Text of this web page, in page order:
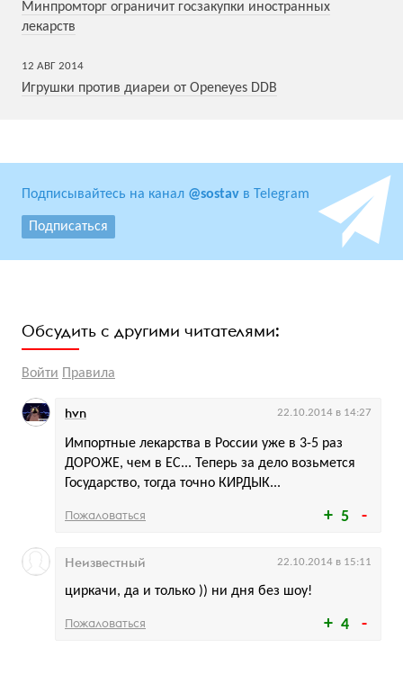
Минпромторг ограничит госзакупки иностранных
лекарств
12 АВГ 2014
Игрушки против диареи от Openeyes DDB
Подписывайтесь на канал @sostav в Telegram
Подписаться
Обсудить с другими читателями:
Войти Правила
5
Импортные лекарства в России уже в 3-5 раз
ДОРОЖЕ, чем в ЕС... Теперь за дело возьмется
Государство, тогда точно КИРДЫК...
hvn 22.10.2014 в 14:27
Пожаловаться
4
циркачи, да и только )) ни дня без шоу!
Неизвестный 22.10.2014 в 15:11
Пожаловаться